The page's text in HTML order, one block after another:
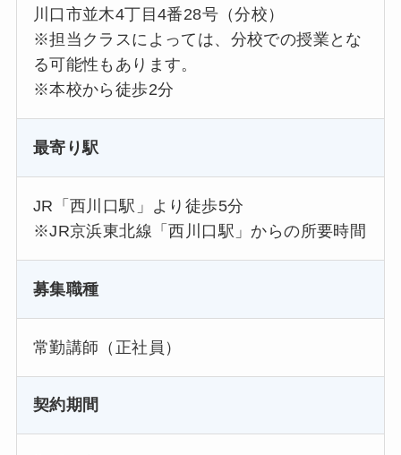
川口市並木4丁目4番28号（分校）
※担当クラスによっては、分校での授業とな
る可能性もあります。
※本校から徒歩2分
最寄り駅
JR「西川口駅」より徒歩5分
※JR京浜東北線「西川口駅」からの所要時間
募集職種
常勤講師（正社員）
契約期間